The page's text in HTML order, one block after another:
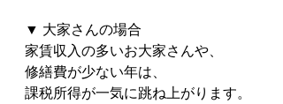
▼ 大家さんの場合
家賃収入の多いお大家さんや、
修繕費が少ない年は、
課税所得が一気に跳ね上がります。